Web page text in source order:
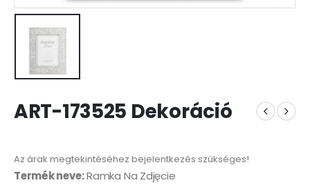
ART-173525 Dekoráció
Az árak megtekintéséhez bejelentkezés szükséges!
Termék neve:Ramka Na Zdjęcie